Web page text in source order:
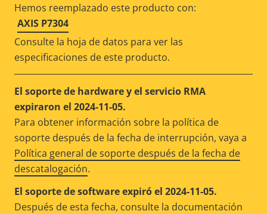
Hemos reemplazado este producto con:
AXIS P7304
Consulte la hoja de datos para ver las
especificaciones de este producto.
El soporte de hardware y el servicio RMA
expiraron el 2024-11-05.
Para obtener información sobre la política de
soporte después de la fecha de interrupción, vaya a
Política general de soporte después de la fecha de
descatalogación.
El soporte de software expiró el 2024-11-05.
Después de esta fecha, consulte la documentación